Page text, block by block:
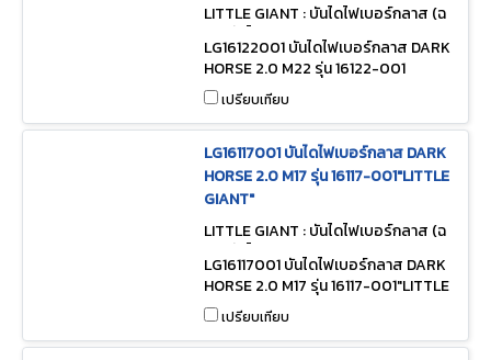
LITTLE GIANT : บันไดไฟเบอร์กลาส (ฉ
นวนกันไฟ) LG16122001
LG16122001 บันไดไฟเบอร์กลาส DARK
HORSE 2.0 M22 รุ่น 16122-001
"LITTLE GIANT"
เปรียบเทียบ
LG16117001 บันไดไฟเบอร์กลาส DARK
HORSE 2.0 M17 รุ่น 16117-001"LITTLE
GIANT"
LITTLE GIANT : บันไดไฟเบอร์กลาส (ฉ
นวนกันไฟ) LG16117001
LG16117001 บันไดไฟเบอร์กลาส DARK
HORSE 2.0 M17 รุ่น 16117-001"LITTLE
GIANT"เปรียบเทียบ